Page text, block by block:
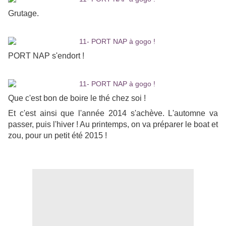
Grutage.
PORT NAP s'endort !
Que c'est bon de boire le thé chez soi !
Et c'est ainsi que l'année 2014 s'achève. L'automne va
passer, puis l'hiver ! Au printemps, on va préparer le boat et
zou, pour un petit été 2015 !